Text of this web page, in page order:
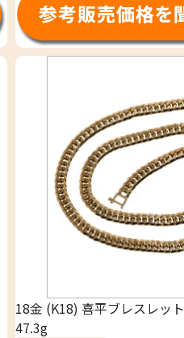
18金 (K18) 喜平ブレスレット
47.3g